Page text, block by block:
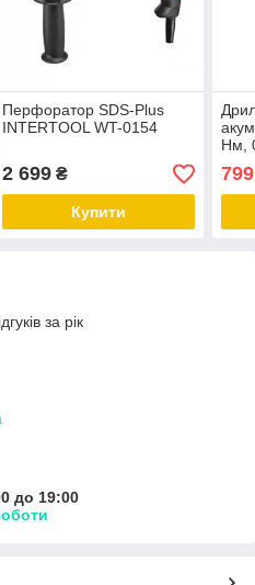
Перфоратор SDS-Plus
INTERTOOL WT-0154
2 699₴
Купити
Нм,
0.8-
за рік
до 19:00